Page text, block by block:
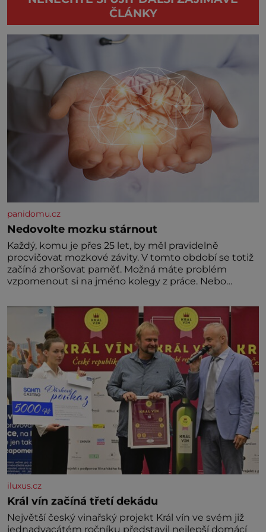
ČLÁNKY
panidomu.cz
Nedovolte mozku stárnout
Každý, komu je přes 25 let, by měl pravidelně
procvičovat mozkové závity. V tomto období se totiž
začíná zhoršovat paměť. Možná máte problém
vzpomenout si na jméno kolegy z práce. Nebo
nedávno přečetli. Je to opravdu tak, s věkem jako
kdyby se paměť rozhodla stávkovat. Cvičte
iluxus.cz
Král vín začíná třetí dekádu
Největší český vinařský projekt Král vín ve svém již
jednadvacátém ročníku představil nejlepší domácí